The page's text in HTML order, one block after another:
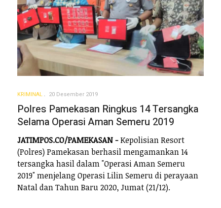
KRIMINAL 20 Desember 2019
Polres Pamekasan Ringkus 14 Tersangka
Selama Operasi Aman Semeru 2019
JATIMPOS.CO/PAMEKASAN -Kepolisian Resort
(Polres) Pamekasan berhasil mengamankan 14
tersangka hasil dalam "Operasi Aman Semeru
2019" menjelang Operasi Lilin Semeru di perayaan
Natal dan Tahun Baru 2020, Jumat (21/12).